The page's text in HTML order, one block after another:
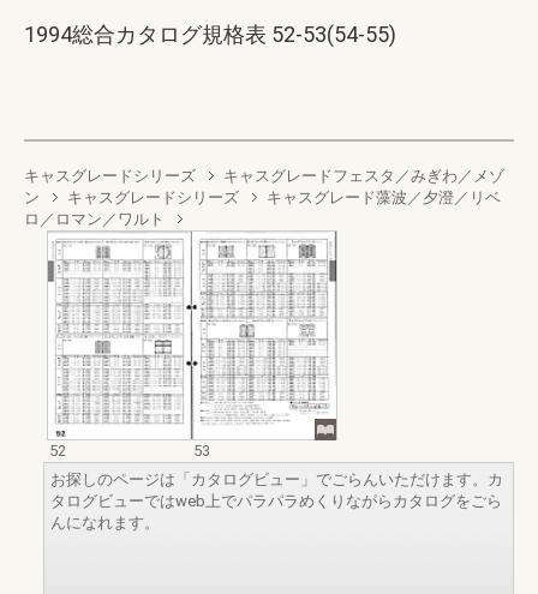
1994総合カタログ規格表 52-53(54-55)
キャスグレードシリーズ
キャスグレードフェスタ／みぎわ／メゾ
ン
キャスグレードシリーズ
キャスグレード藻波／夕澄／リベ
ロ／ロマン／ワルト
52
53
お探しのページは「カタログビュー」でごらんいただけます。カ
タログビューではweb上でパラパラめくりながらカタログをごら
んになれます。